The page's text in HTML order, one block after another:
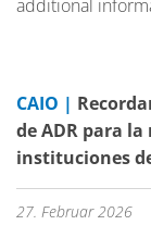
additional
CAIO |
de ADR para
instituciones
27. Februar 2026